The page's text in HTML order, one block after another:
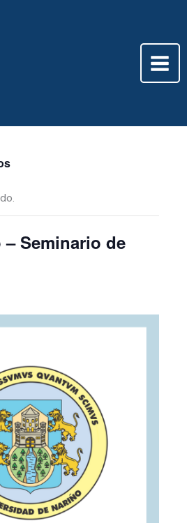
– Seminario de